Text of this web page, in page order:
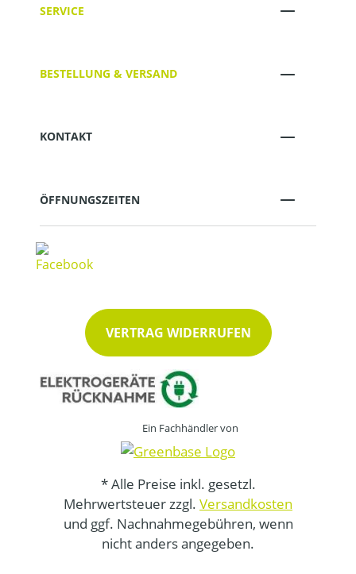
SERVICE
BESTELLUNG & VERSAND
KONTAKT
ÖFFNUNGSZEITEN
VERTRAG WIDERRUFEN
Ein Fachhändler von
* Alle Preise inkl. gesetzl.
Mehrwertsteuer zzgl. Versandkosten
und ggf. Nachnahmegebühren, wenn
nicht anders angegeben.